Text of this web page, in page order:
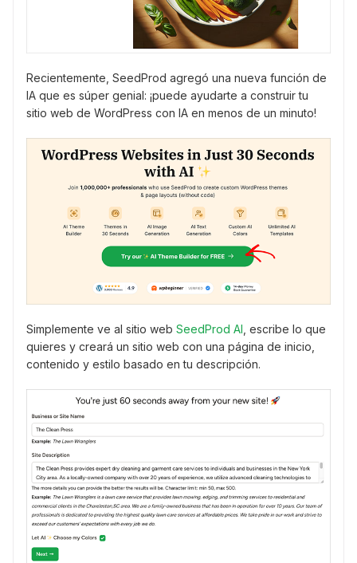
Recientemente, SeedProd agregó una nueva función de
IA que es súper genial: ¡puede ayudarte a construir tu
sitio web de WordPress con IA en menos de un minuto!
Simplemente ve al sitio web SeedProd AI , escribe lo que
quieres y creará un sitio web con una página de inicio,
contenido y estilo basado en tu descripción.